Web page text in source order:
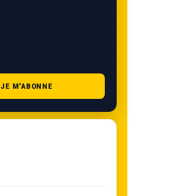
JE M'ABONNE